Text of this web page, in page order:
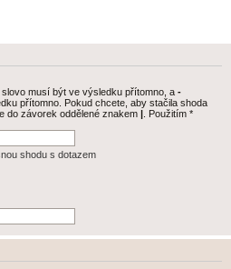
a
t
musí být ve výsledku přítomno, a -
přítomno. Pokud chcete, aby stačila shoda
do závorek oddělené znakem | . Použitím *
shodu s dotazem